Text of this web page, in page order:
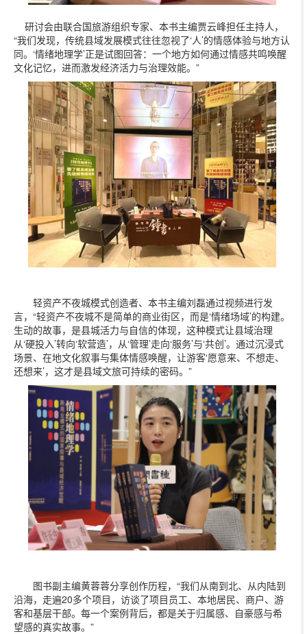
研讨会由联合国旅游组织专家、本书主编贾云峰担任主持人，
“我们发现，传统县域发展模式往往忽视了‘人’的情感体验与地方认
同。‘情绪地理学’正是试图回答：一个地方如何通过情感共鸣唤醒
文化记忆，进而激发经济活力与治理效能。”
轻资产不夜城模式创造者、本书主编刘磊通过视频进行发
言，“轻资产不夜城不是简单的商业街区，而是‘情绪场域’的构建。
生动的故事，是县城活力与自信的体现，这种模式让县域治理
从‘硬投入’转向‘软营造’，从‘管理’走向‘服务’与‘共创’。通过沉浸式
场景、在地文化叙事与集体情感唤醒，让游客‘愿意来、不想走、
还想来’，这才是县域文旅可持续的密码。”
图书副主编黄蓉蓉分享创作历程，“我们从南到北、从内陆到
沿海，走遍20多个项目，访谈了项目员工、本地居民、商户、游
客和基层干部。每一个案例背后，都是关于归属感、自豪感与希
望感的真实故事。”